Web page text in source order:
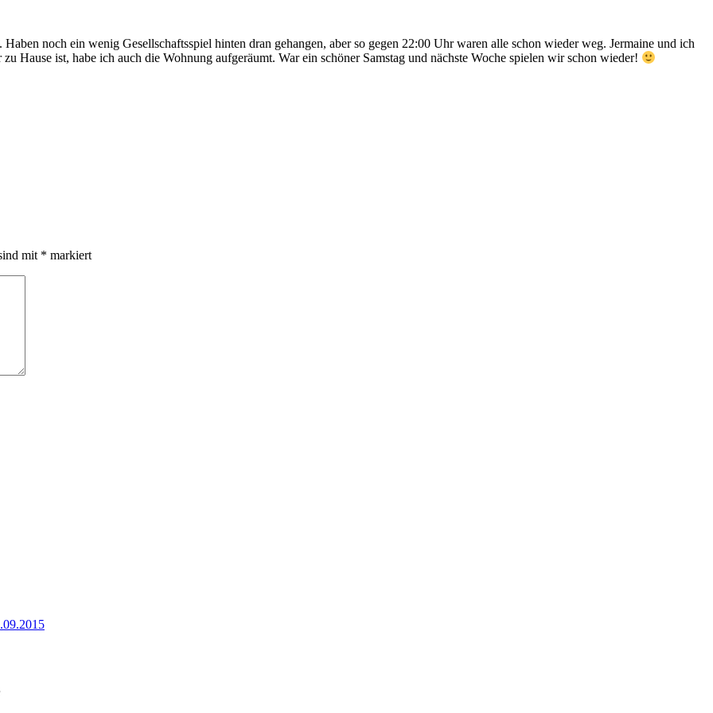
noch ein wenig Gesellschaftsspiel hinten dran gehangen, aber so gegen 22:00 Uhr waren alle schon wieder weg. Jermaine und ich
Hause ist, habe ich auch die Wohnung aufgeräumt. War ein schöner Samstag und nächste Woche spielen wir schon wieder!
mit * markiert